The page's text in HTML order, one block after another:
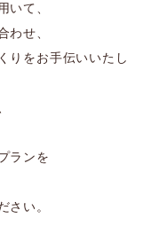
いて、
わせ、
りをお手伝いいたし
ランを
さい。